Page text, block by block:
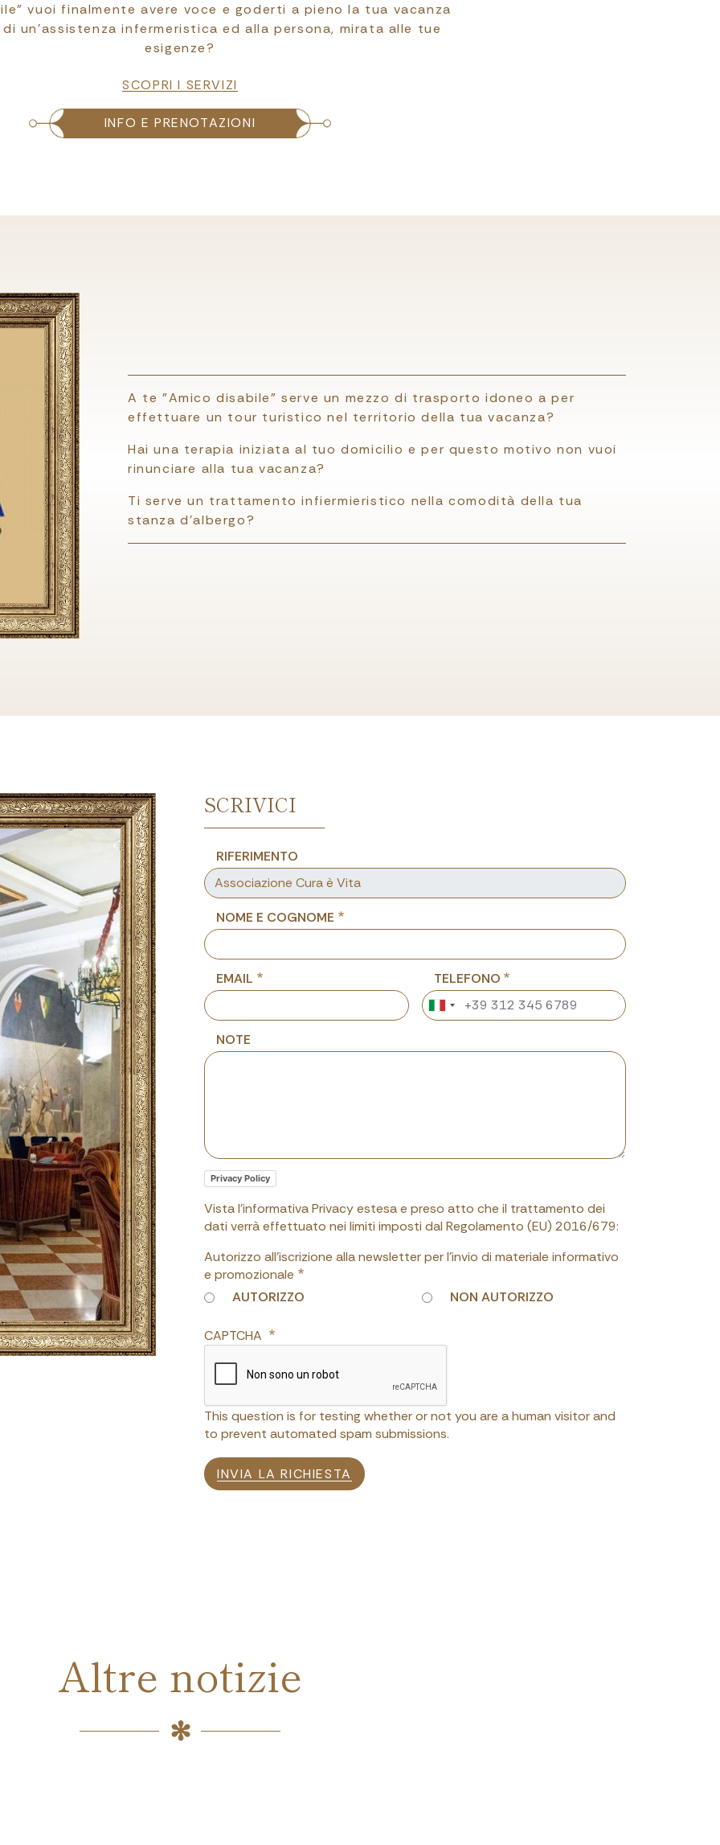
vuoi finalmente avere voce e goderti a pieno la tua vacanza
un'assistenza infermeristica ed alla persona, mirata alle tue
esigenze?
SCOPRI I SERVIZI
INFO E PRENOTAZIONI
A te "Amico disabile" serve un mezzo di trasporto idoneo a per
effettuare un tour turistico nel territorio della tua vacanza?
Hai una terapia iniziata al tuo domicilio e per questo motivo non vuoi
rinunciare alla tua vacanza?
Ti serve un trattamento infiermieristico nella comodità della tua
stanza d'albergo?
SCRIVICI
RIFERIMENTO
NOME E COGNOME
EMAIL TELEFONO
NOTE
Privacy Policy
Vista l'informativa Privacy estesa e preso atto che il trattamento dei
dati verrà effettuato nei limiti imposti dal Regolamento (EU) 2016/679:
Autorizzo all'iscrizione alla newsletter per l'invio di materiale informativo
e promozionale
AUTORIZZO
NON AUTORIZZO
CAPTCHA
This question is for testing whether or not you are a human visitor and
to prevent automated spam submissions.
INVIA LA RICHIESTA
Altre notizie